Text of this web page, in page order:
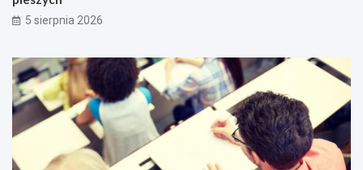
5 sierpnia 2026